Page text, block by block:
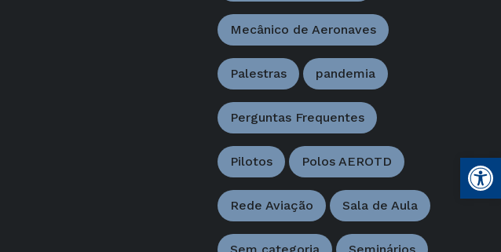
Mecânico de Aeronaves
Palestras pandemia
Perguntas Frequentes
Pilotos Polos AEROTD
Rede Aviação Sala de Aula